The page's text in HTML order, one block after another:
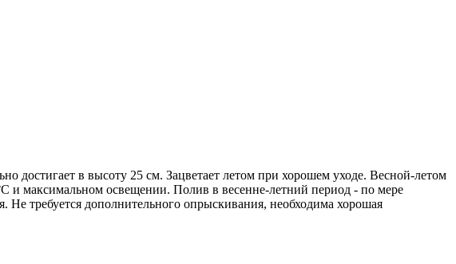
в высоту 25 см. Зацветает летом при хорошем уходе. Весной-летом
С и максимальном освещении. Полив в весенне-летний период - по мере
требуется дополнительного опрыскивания, необходима хорошая